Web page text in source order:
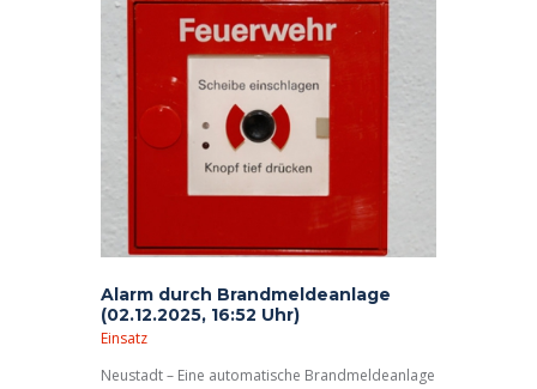
Alarm durch Brandmeldeanlage
(02.12.2025, 16:52 Uhr)
Einsatz
Neustadt – Eine automatische Brandmeldeanlage